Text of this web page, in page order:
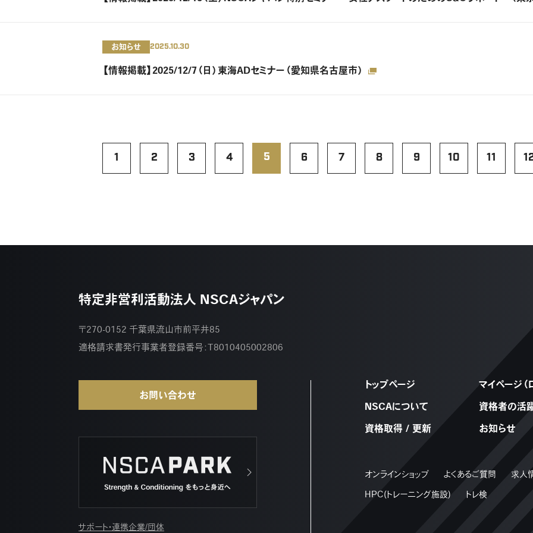
お知らせ 2025.10.30
【情報掲載】2025/12/7（日）東海ADセミナー（愛知県名古屋市）
1 2 3 4 5 6 7 8 9 10 11
特定非営利活動法人 NSCAジャパン
〒270-0152 千葉県流山市前平井85
適格請求書発行事業者登録番号：T8010405002806
お問い合わせ
サポート・連携企業/団体
トップページ
NSCAについて
資格取得 / 更新
マイページ（
資格者の活
お知らせ
オンラインショップ よくあるご質問 求人
HPC(トレーニング施設) トレ検